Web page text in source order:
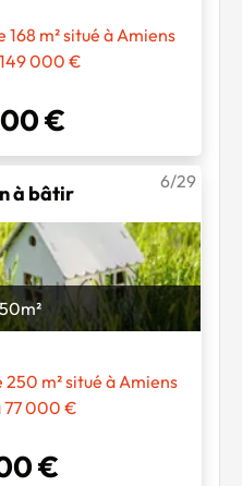
m² situé à Amiens
000 €
€
à bâtir
6/29
m²
m² situé à Amiens
000 €
€